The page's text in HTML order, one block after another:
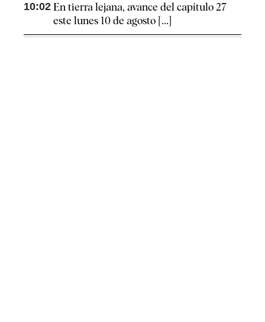
10:02 En tierra lejana, avance del capítulo 27
este lunes 10 de agosto [...]